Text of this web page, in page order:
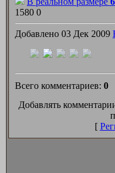
1580 0
Добавлено 03 Дек 2009
Всего комментариев: 0
Добавлять
[